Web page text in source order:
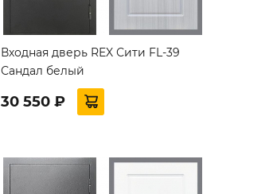
Входная дверь REX Сити FL-39
Сандал белый
30 550 ₽